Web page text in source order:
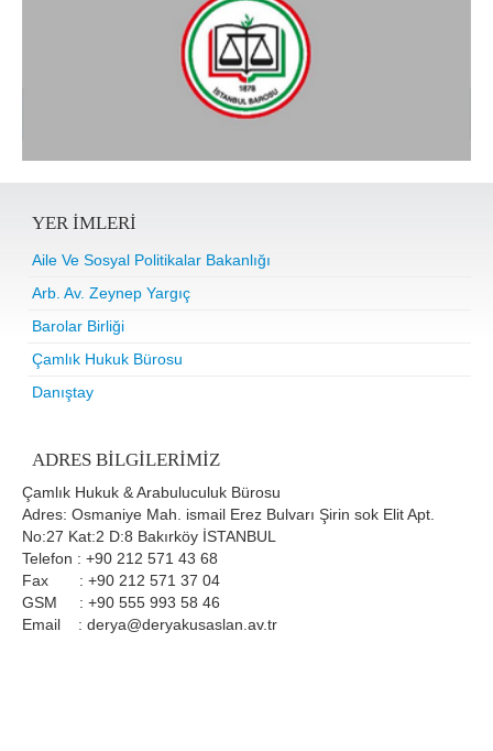
YER IMLERI
Aile Ve Sosyal Politikalar Bakanlığı
Arb. Av. Zeynep Yargıç
Barolar Birliği
Çamlık Hukuk Bürosu
Danıştay
ADRES BILGILERIMIZ
Çamlık Hukuk & Arabuluculuk Bürosu
Adres: Osmaniye Mah. ismail Erez Bulvarı Şirin sok Elit Apt.
No:27 Kat:2 D:8 Bakırköy İSTANBUL
Telefon : +90 212 571 43 68
Fax : +90 212 571 37 04
GSM : +90 555 993 58 46
Email : derya@deryakusaslan.av.tr